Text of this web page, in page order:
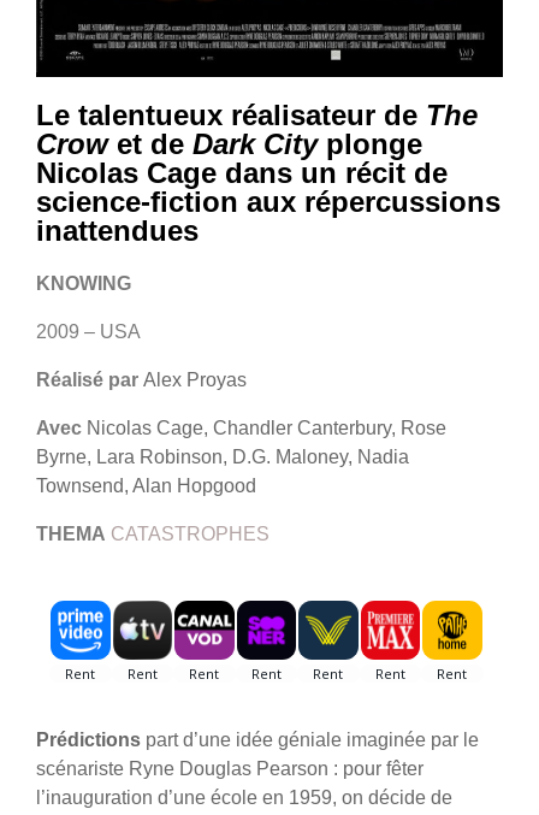
Le talentueux réalisateur de The
Crowet de Dark Cityplonge
Nicolas Cage dans un récit de
science-fiction aux répercussions
inattendues
KNOWING
2009 – USA
Réalisé par Alex Proyas
Avec Nicolas Cage, Chandler Canterbury, Rose
Byrne, Lara Robinson, D.G. Maloney, Nadia
Townsend, Alan Hopgood
THEMA CATASTROPHES
Prédictions part d’une idée géniale imaginée par le
scénariste Ryne Douglas Pearson : pour fêter
l’inauguration d’une école en 1959, on décide de